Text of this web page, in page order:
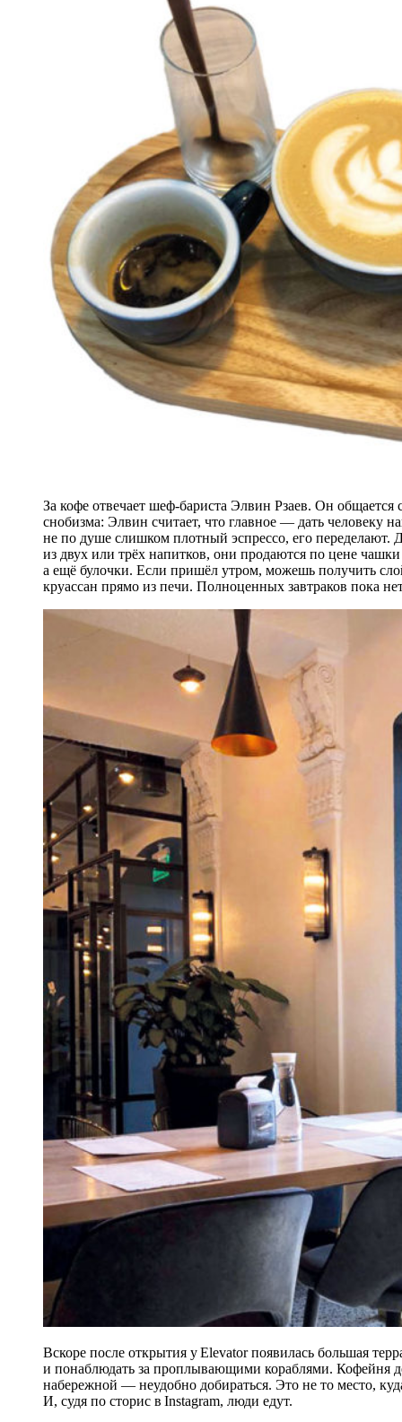
За кофе отвечает шеф-бариста Элвин Рзаев. Он
снобизма: Элвин считает, что главное — дать человеку
не по душе слишком плотный эспрессо, его переделают.
из двух или трёх напитков, они продаются по цене
а ещё булочки. Если пришёл утром, можешь получить
круассан прямо из печи. Полноценных завтраков пока
Вскоре после открытия у Elevator появилась большая
и понаблюдать за проплывающими кораблями. Кофейня
набережной — неудобно добираться. Это не то место,
И, судя по сторис в Instagram, люди едут.